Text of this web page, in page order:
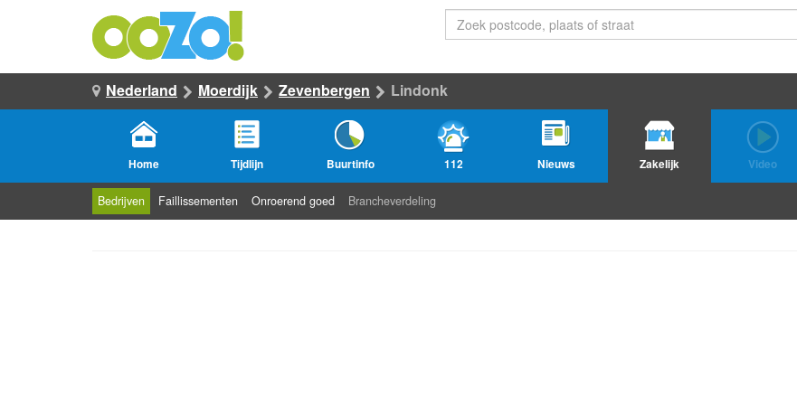
Nederland Moerdijk Zevenbergen Lindonk
Home Tijdlijn Buurtinfo 112 Nieuws Zakelijk Video
Bedrijven Faillissementen Onroerend goed Brancheverdeling